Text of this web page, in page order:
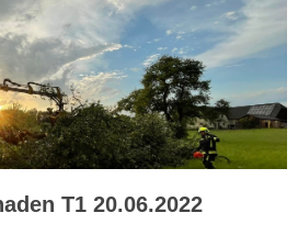
T1 20.06.2022